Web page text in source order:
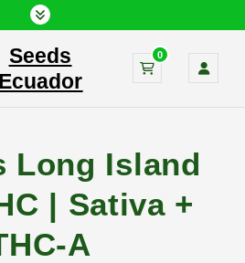
Seeds
Ecuador
0
Long Island
| Sativa +
A